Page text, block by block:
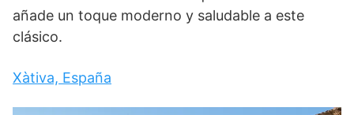
añade un toque moderno y saludable a este
clásico.
Xàtiva, España